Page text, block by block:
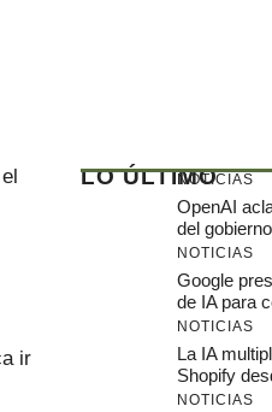
ir
LO ÚLTIMONOTICIAS
OpenAI
del
NOTICIAS
Google
de IA para
NOTICIAS
La IA
Shopify
NOTICIAS